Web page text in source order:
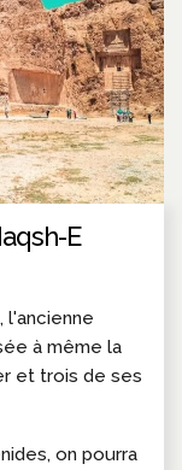
E
l'ancienne
à même la
et trois de ses
on pourra